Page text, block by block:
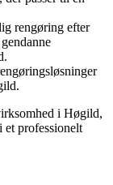
rengøring efter
i Høgild,
et professionelt